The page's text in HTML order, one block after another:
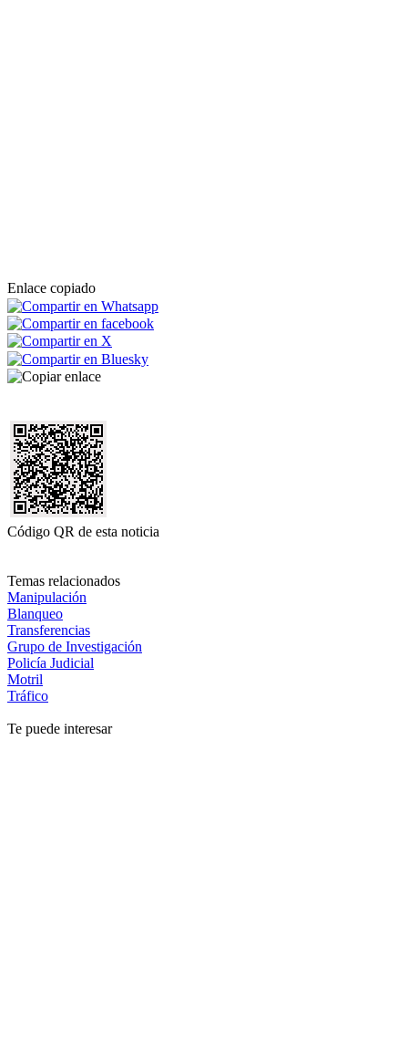
Enlace copiado
Código QR de esta noticia
Temas relacionados
Manipulación
Blanqueo
Transferencias
Grupo de Investigación
Policía Judicial
Motril
Tráfico
Te puede interesar